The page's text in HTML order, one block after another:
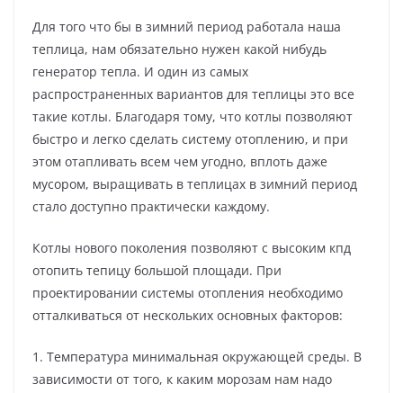
Для того что бы в зимний период работала наша
теплица, нам обязательно нужен какой нибудь
генератор тепла. И один из самых
распространенных вариантов для теплицы это все
такие котлы. Благодаря тому, что котлы позволяют
быстро и легко сделать систему отоплению, и при
этом отапливать всем чем угодно, вплоть даже
мусором, выращивать в теплицах в зимний период
стало доступно практически каждому.
Котлы нового поколения позволяют с высоким кпд
отопить тепицу большой площади. При
проектировании системы отопления необходимо
отталкиваться от нескольких основных факторов:
1. Температура минимальная окружающей среды. В
зависимости от того, к каким морозам нам надо